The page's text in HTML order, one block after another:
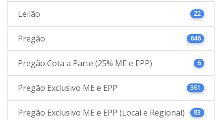
Leilão 22
Pregão 646
Pregão Cota a Parte (25% ME e EPP) 6
Pregão Exclusivo ME e EPP 361
Pregão Exclusivo ME e EPP (Local e Regional) 83